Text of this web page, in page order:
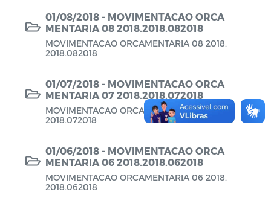
Recursos Concedidos (AFADA,
PESTALOZZI e SÃO BENEDITO)
Relatório de Gestão Fiscal (RGF) - A partir
de 2021
Relatório Resumido da Execução
Orçamentária (RREO) - A partir de 2021
Saúde - Leis e Decretos
Saúde - Regimento Interno
LGPD
01/08/2018 - MOVIMENTACAO ORCA
MENTARIA 08 2018.2018.082018
MOVIMENTACAO ORCAMENTARIA 08 2018.
2018.082018
01/07/2018 - MOVIMENTACAO ORCA
MENTARIA 07 2018.2018.072018
MOVIMENTACAO ORCAMENTARIA 07 2018.
2018.072018
01/06/2018 - MOVIMENTACAO ORCA
MENTARIA 06 2018.2018.062018
MOVIMENTACAO ORCAMENTARIA 06 2018.
2018.062018